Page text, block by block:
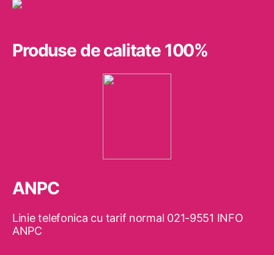
Produse de calitate 100%
ANPC
Linie telefonica cu tarif normal 021-9551 INFO
ANPC